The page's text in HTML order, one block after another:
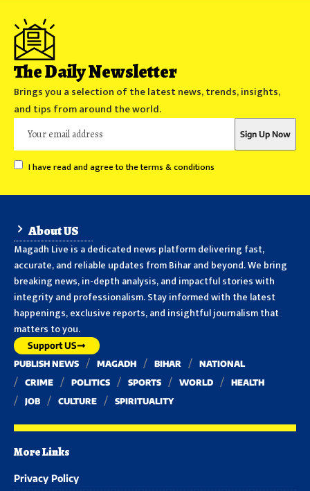
The Daily Newsletter
Brings you a selection of the latest news, trends, insights,
and tips from around the world.
I have read and agree to the terms & conditions
About US
Magadh Live is a dedicated news platform delivering fast,
accurate, and reliable updates from Bihar and beyond. We bring
breaking news, in-depth analysis, and impactful stories with
integrity and professionalism. Stay informed with the latest
happenings, exclusive reports, and insightful journalism that
matters to you.
Support US
PUBLISH NEWS MAGADH BIHAR
NATIONAL
CRIME
POLITICS SPORTS WORLD
HEALTH
JOB
CULTURE SPIRITUALITY
More Links
Privacy Policy